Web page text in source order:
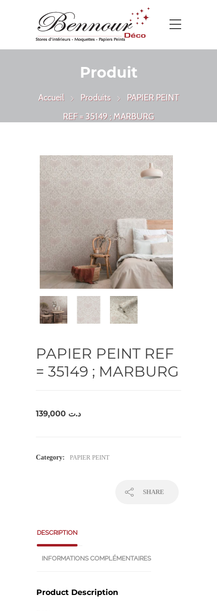
Produit
Accueil Produits
PAPIER PEINT
REF = 35149 ; MARBURG
PAPIER PEINT REF
= 35149 ; MARBURG
د.ت
Category: PAPIER PEINT
SHARE
DESCRIPTION
INFORMATIONS COMPLÉMENTAIRES
Product Description